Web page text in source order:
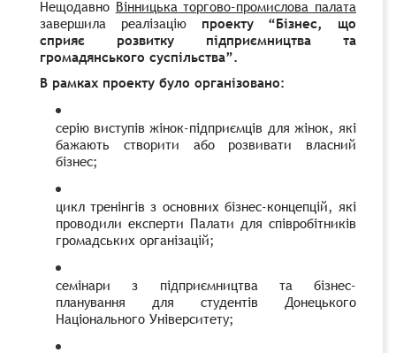
Нещодавно Вінницька торгово-промислова палата
завершила реалізацію проекту “Бізнес, що
сприяє розвитку підприємництва та
громадянського суспільства”.
В рамках проекту було організовано:
серію виступів жінок-підприємців для жінок, які
бажають створити або розвивати власний
бізнес;
цикл тренінгів з основних бізнес-концепцій, які
проводили експерти Палати для співробітників
громадських організацій;
семінари з підприємництва та бізнес-
планування для студентів Донецького
Національного Університету;